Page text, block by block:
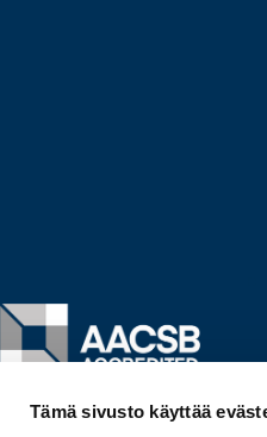
Tämä sivusto käyttää
Image